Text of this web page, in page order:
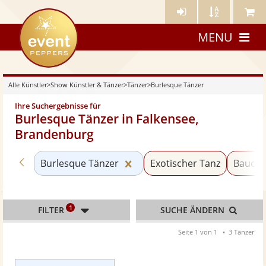
Künstler- Künstler Meine
eventpeppers
MENU
Alle Künstler>Show Künstler & Tänzer>Tänzer>Burlesque Tänzer
Ihre Suchergebnisse für
Burlesque Tänzer in Falkensee,
Brandenburg
Zurück zu «Tänzer»
Burlesque Tänzer Kategorie «Burlesque
Exotischer Tanz
FILTER 1 SUCHE ÄNDERN
Seite 1 von 1 3 Tänzer